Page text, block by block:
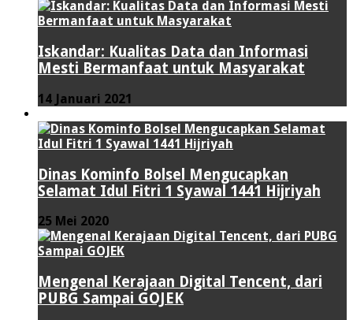
Iskandar: Kualitas Data dan Informasi
Mesti Bermanfaat untuk Masyarakat
14 Januari 2021
Dinas Kominfo Bolsel Mengucapkan
Selamat Idul Fitri 1 Syawal 1441 Hijriyah
25 Mei 2020
Mengenal Kerajaan Digital Tencent, dari
PUBG Sampai GOJEK